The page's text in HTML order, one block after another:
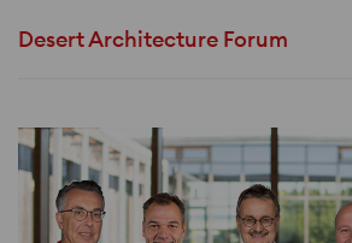
Desert Architecture Forum